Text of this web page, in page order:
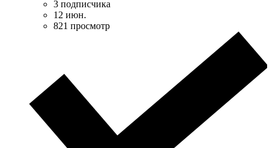
3 подписчика
12 июн.
821 просмотр